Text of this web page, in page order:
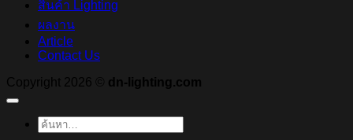
สินค้า Lighting
ผลงาน
Article
Contact Us
Copyright 2026 © dn-lighting.com
ค้นหา: